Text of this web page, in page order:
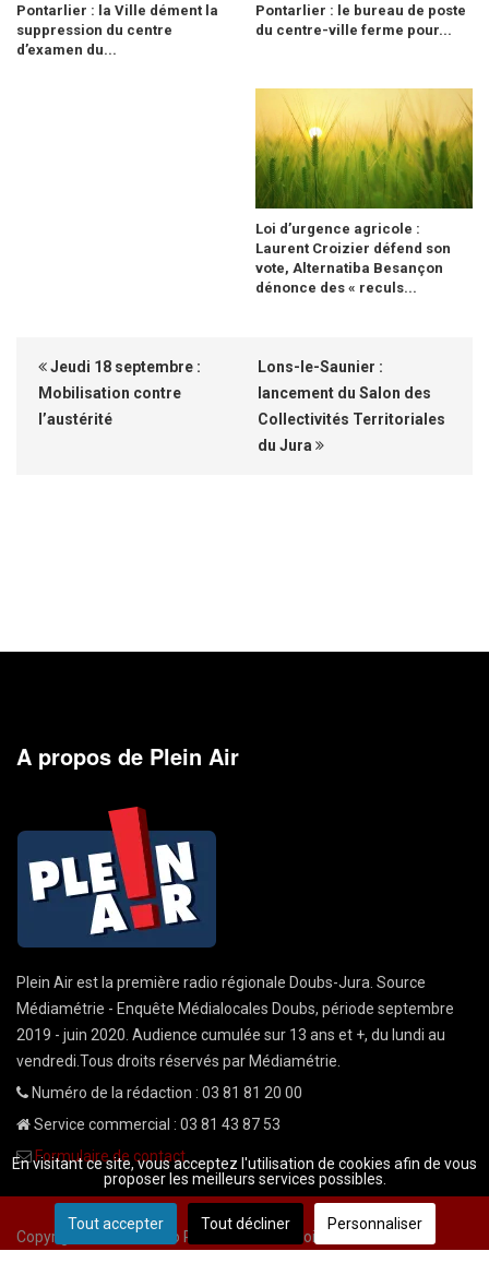
Pontarlier : la Ville dément la
suppression du centre
d’examen du...
Pontarlier : le bureau de poste
du centre-ville ferme pour...
Loi d’urgence agricole :
Laurent Croizier défend son
vote, Alternatiba Besançon
dénonce des « reculs...
Jeudi 18 septembre :
Mobilisation contre
l’austérité
Lons-le-Saunier :
lancement du Salon des
Collectivités Territoriales
du Jura
A propos de Plein Air
Plein Air est la première radio régionale Doubs-Jura. Source
Médiamétrie - Enquête Médialocales Doubs, période septembre
2019 - juin 2020. Audience cumulée sur 13 ans et +, du lundi au
vendredi.Tous droits réservés par Médiamétrie.
Numéro de la rédaction : 03 81 81 20 00
Service commercial : 03 81 43 87 53
Formulaire de contact
Copyright © 2026 Radio Plein Air - Tous droits réservés
En visitant ce site, vous acceptez l'utilisation de cookies afin de vous
proposer les meilleurs services possibles.
Tout accepter Tout décliner Personnaliser